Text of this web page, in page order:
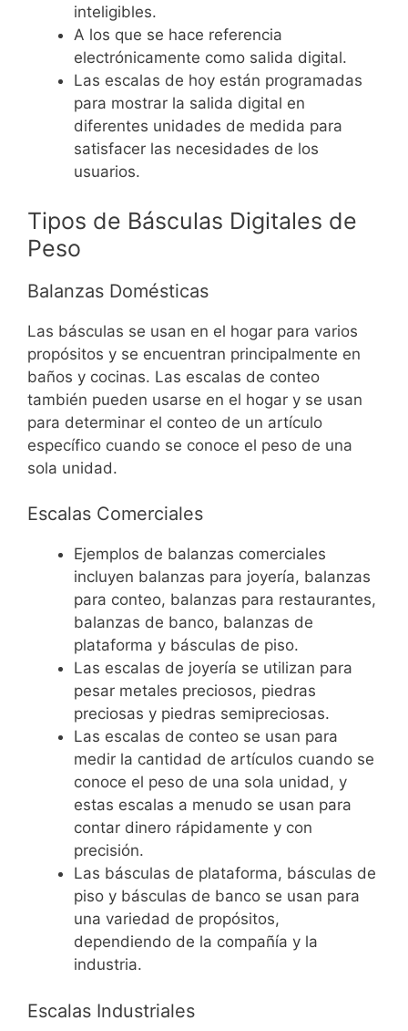
inteligibles.
A los que se hace referencia
electrónicamente como salida digital.
Las escalas de hoy están programadas
para mostrar la salida digital en
diferentes unidades de medida para
satisfacer las necesidades de los
usuarios.
Tipos de Básculas Digitales de
Peso
Balanzas Domésticas
Las básculas se usan en el hogar para varios
propósitos y se encuentran principalmente en
baños y cocinas. Las escalas de conteo
también pueden usarse en el hogar y se usan
para determinar el conteo de un artículo
específico cuando se conoce el peso de una
sola unidad.
Escalas Comerciales
Ejemplos de balanzas comerciales
incluyen balanzas para joyería, balanzas
para conteo, balanzas para restaurantes,
balanzas de banco, balanzas de
plataforma y básculas de piso.
Las escalas de joyería se utilizan para
pesar metales preciosos, piedras
preciosas y piedras semipreciosas.
Las escalas de conteo se usan para
medir la cantidad de artículos cuando se
conoce el peso de una sola unidad, y
estas escalas a menudo se usan para
contar dinero rápidamente y con
precisión.
Las básculas de plataforma, básculas de
piso y básculas de banco se usan para
una variedad de propósitos,
dependiendo de la compañía y la
industria.
Escalas Industriales